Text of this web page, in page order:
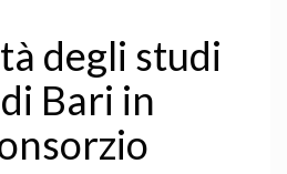
degli studi
Bari in